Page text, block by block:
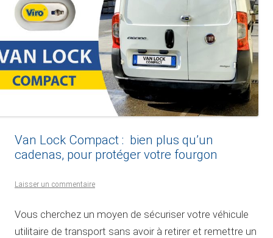
Van Lock Compact : bien plus qu’un
cadenas, pour protéger votre fourgon
Laisser un commentaire
Vous cherchez un moyen de sécuriser votre véhicule
utilitaire de transport sans avoir à retirer et remettre un